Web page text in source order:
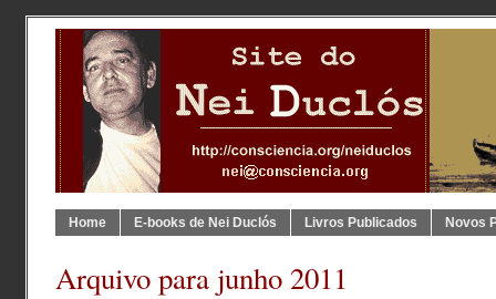
Home E-books de Nei Duclós Livros Publicados Novos
Arquivo para junho 2011